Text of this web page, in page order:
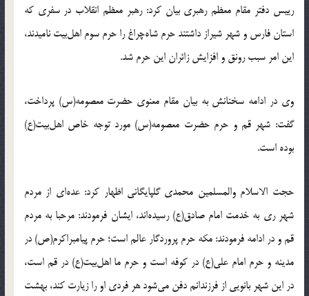
رییس دفتر مقام معظم رهبری بیان کرد: رهبر معظم انقلاب در سفری که
استان فارس و شهر شیراز داشتند حرم شاه‌چراغ را حرم سوم اهل‌بیت نامیدند،
این امر سبب رونق و افزایش زائران این حرم شد.
وی در ادامه سخنانش به بیان مقام معنوی حضرت معصومه(س) پرداخت،
گفت: شهر قم و حرم حضرت معصومه(س) مورد توجه خاص اهل‌بیت(ع)
بوده است.
حجت الاسلام والمسلمین محمدی گلپایگانی اظهار کرد: عده‌ای از مردم
شهر ری به خدمت امام صادق(ع) رسیده‌اند، ایشان فرمودند: مرحبا به مردم
قم و در ادامه فرمودند: مکه حرم پروردگار عالم است؛ حرم پیامبراکرم(ص) در
مدینه و حرم امام علی(ع) در کوفه است و حرم ما اهل‌بیت(ع) در قم است،
در این شهر بانویی از فرزندانم دفن می‌شود هر فردی او را زیارت کند، بهشت